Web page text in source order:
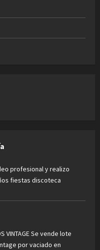
profesional y realizo
fiestas discoteca
VINTAGE Se vende lote
por vaciado en